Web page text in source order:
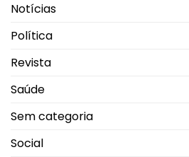
Notícias
Política
Revista
Saúde
Sem categoria
Social